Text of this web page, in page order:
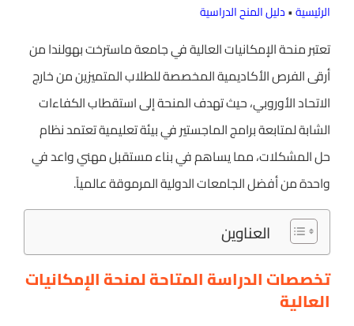
الرئيسية•دليل المنح الدراسية
تعتبر منحة الإمكانيات العالية في جامعة ماسترخت بهولندا من
أرقى الفرص الأكاديمية المخصصة للطلاب المتميزين من خارج
الاتحاد الأوروبي، حيث تهدف المنحة إلى استقطاب الكفاءات
الشابة لمتابعة برامج الماجستير في بيئة تعليمية تعتمد نظام
حل المشكلات، مما يساهم في بناء مستقبل مهني واعد في
واحدة من أفضل الجامعات الدولية المرموقة عالمياً.
العناوين
تخصصات الدراسة المتاحة لمنحة الإمكانيات
العالية